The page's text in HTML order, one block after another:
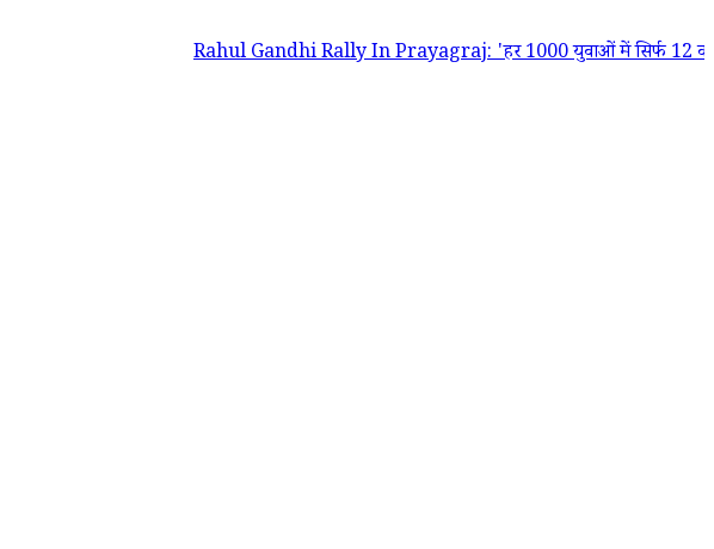
Rahul Gandhi Rally In Prayagraj: 'हर 1000 युवाओं में सिर्फ 12 को मिलती है